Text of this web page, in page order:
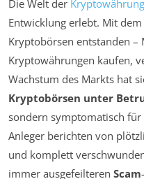
Die Welt der
Entwicklung erlebt. Mit
Kryptobörsen entstanden –
Kryptowährungen kaufen,
Wachstum des Markts hat
Kryptobörsen unter
sondern symptomatisch
Anleger berichten von
und komplett
immer ausgefeilteren Scam